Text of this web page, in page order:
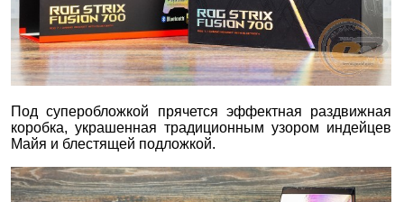
Под суперобложкой прячется эффектная раздвижная
коробка, украшенная традиционным узором индейцев
Майя и блестящей подложкой.